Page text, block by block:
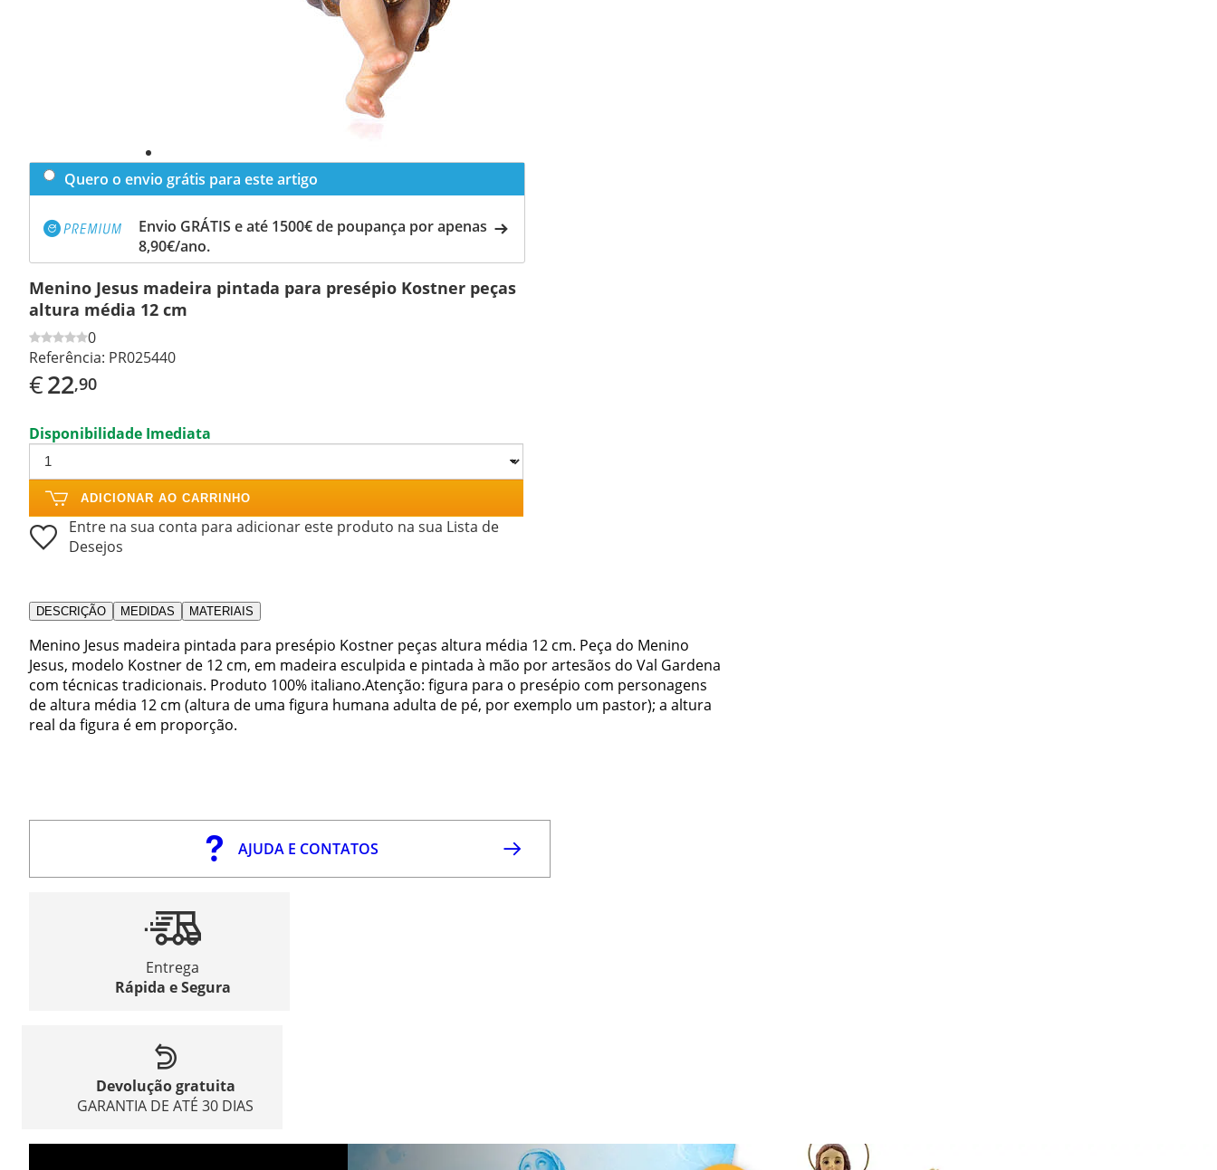
Quero o envio grátis para este artigo
Envio GRÁTIS e até 1500€ de poupança por apenas
8,90€/ano.
Menino Jesus madeira pintada para presépio Kostner peças
altura média 12 cm
0
Referência: PR025440
€22,90
Disponibilidade Imediata
ADICIONAR AO CARRINHO
Entre na sua conta para adicionar este produto na sua Lista de
Desejos
DESCRIÇÃO MEDIDAS MATERIAIS
Menino Jesus madeira pintada para presépio Kostner peças altura média 12 cm. Peça do Menino
Jesus, modelo Kostner de 12 cm, em madeira esculpida e pintada à mão por artesãos do Val Gardena
com técnicas tradicionais. Produto 100% italiano.Atenção: figura para o presépio com personagens
de altura média 12 cm (altura de uma figura humana adulta de pé, por exemplo um pastor); a altura
real da figura é em proporção.
AJUDA E CONTATOS
Entrega
Rápida e Segura
Devolução gratuita
GARANTIA DE ATÉ 30 DIAS